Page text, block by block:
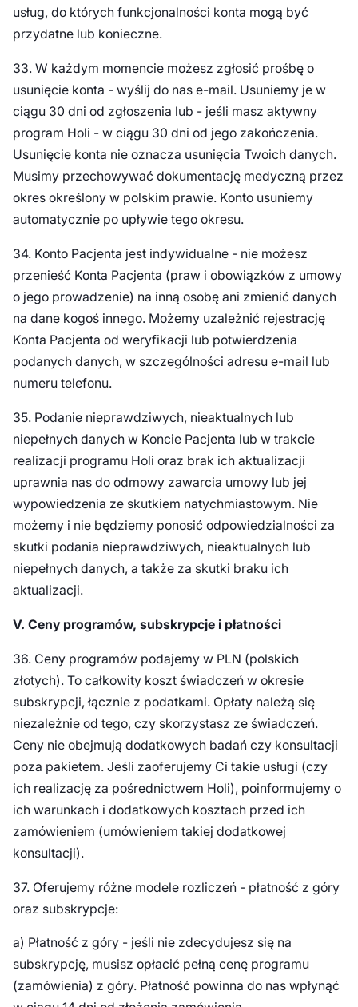
usług, do których funkcjonalności konta mogą być
przydatne lub konieczne.
33. W każdym momencie możesz zgłosić prośbę o
usunięcie konta - wyślij do nas e-mail. Usuniemy je w
ciągu 30 dni od zgłoszenia lub - jeśli masz aktywny
program Holi - w ciągu 30 dni od jego zakończenia.
Usunięcie konta nie oznacza usunięcia Twoich danych.
Musimy przechowywać dokumentację medyczną przez
okres określony w polskim prawie. Konto usuniemy
automatycznie po upływie tego okresu.
34. Konto Pacjenta jest indywidualne - nie możesz
przenieść Konta Pacjenta (praw i obowiązków z umowy
o jego prowadzenie) na inną osobę ani zmienić danych
na dane kogoś innego. Możemy uzależnić rejestrację
Konta Pacjenta od weryfikacji lub potwierdzenia
podanych danych, w szczególności adresu e-mail lub
numeru telefonu.
35. Podanie nieprawdziwych, nieaktualnych lub
niepełnych danych w Koncie Pacjenta lub w trakcie
realizacji programu Holi oraz brak ich aktualizacji
uprawnia nas do odmowy zawarcia umowy lub jej
wypowiedzenia ze skutkiem natychmiastowym. Nie
możemy i nie będziemy ponosić odpowiedzialności za
skutki podania nieprawdziwych, nieaktualnych lub
niepełnych danych, a także za skutki braku ich
aktualizacji.
V. Ceny programów, subskrypcje i płatności
36. Ceny programów podajemy w PLN (polskich
złotych). To całkowity koszt świadczeń w okresie
subskrypcji, łącznie z podatkami. Opłaty należą się
niezależnie od tego, czy skorzystasz ze świadczeń.
Ceny nie obejmują dodatkowych badań czy konsultacji
poza pakietem. Jeśli zaoferujemy Ci takie usługi (czy
ich realizację za pośrednictwem Holi), poinformujemy o
ich warunkach i dodatkowych kosztach przed ich
zamówieniem (umówieniem takiej dodatkowej
konsultacji).
37. Oferujemy różne modele rozliczeń - płatność z góry
oraz subskrypcje:
a) Płatność z góry - jeśli nie zdecydujesz się na
subskrypcję, musisz opłacić pełną cenę programu
(zamówienia) z góry. Płatność powinna do nas wpłynąć